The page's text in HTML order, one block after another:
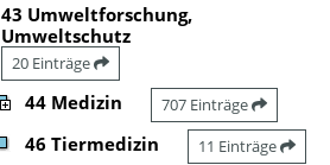
43 Umweltforschung,
Umweltschutz
20 Einträge
44 Medizin 707 Einträge
46 Tiermedizin 11 Einträge